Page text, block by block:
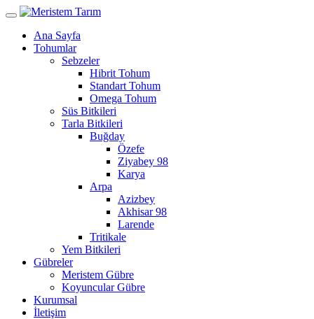
Ana Sayfa
Tohumlar
Sebzeler
Hibrit Tohum
Standart Tohum
Omega Tohum
Süs Bitkileri
Tarla Bitkileri
Buğday
Özefe
Ziyabey 98
Karya
Arpa
Azizbey
Akhisar 98
Larende
Tritikale
Yem Bitkileri
Gübreler
Meristem Gübre
Koyuncular Gübre
Kurumsal
İletişim